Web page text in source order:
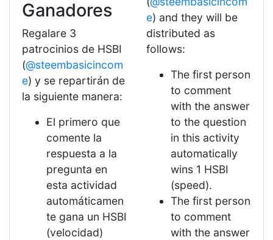
Ganadores
Regalare 3
patrocinios de HSBI
(@steembasicincom
e) y se repartirán de
la siguiente manera:
El primero que
comente la
respuesta a la
pregunta en
esta actividad
automáticamen
te gana un HSBI
(velocidad)
e) and they will be
distributed as
follows:
The first person
to comment
with the answer
to the question
in this activity
automatically
wins 1 HSBI
(speed).
The first person
to comment
with the answer